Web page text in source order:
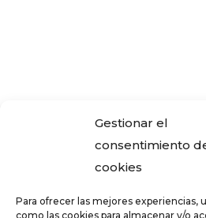
Gestionar el
consentimiento
cookies
Para ofrecer las mejores experiencias,
como las cookies para almacenar y/o